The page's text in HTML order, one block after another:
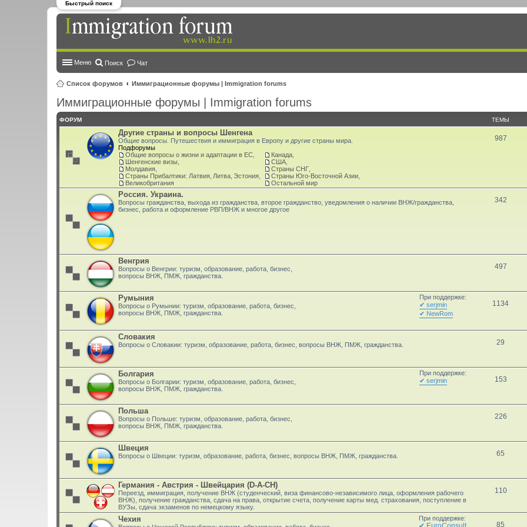
Меню Поиск Чат
Список форумов Иммиграционные форумы | Immigration forums
Быстрый поиск
Иммиграционные форумы | Immigration forums
ФОРУМ ТЕМЫ
Другие страны и вопросы Шенгена
Общие вопросы. Путешествия и иммиграция в Европу и другие страны мира.
Подфорумы
Общие вопросы о жизни и адаптации в ЕС
Шенгенские визы
Молдавия
Страны Прибалтики: Латвия‚ Литва‚ Эстония
Великобритания
Канада
США
Страны СНГ
Страны Юго-Восточной Азии
Остальной мир
987
Россия. Украина.
Вопросы гражданства, выхода из гражданства, второе гражданство, уведомления о наличии ВНЖ/гражданства,
бизнес, работа и оформление РВП/ВНЖ и многое другое
342
Венгрия
Вопросы о Венгрии: туризм, образование, работа, бизнес,
вопросы ВНЖ, ПМЖ, гражданства.
497
При поддержке:
✔ serjmin
✔ NewRom
Румыния
Вопросы о Румынии: туризм, образование, работа, бизнес,
вопросы ВНЖ, ПМЖ, гражданства.
1134
Словакия
Вопросы о Словакии: туризм, образование, работа, бизнес, вопросы ВНЖ, ПМЖ, гражданства. 29
При поддержке:
✔ serjmin
Болгария
Вопросы о Болгарии: туризм, образование, работа, бизнес,
вопросы ВНЖ, ПМЖ, гражданства.
153
Польша
Вопросы о Польше: туризм, образование, работа, бизнес,
вопросы ВНЖ, ПМЖ, гражданства.
226
Швеция
Вопросы о Швеции: туризм, образование, работа, бизнес, вопросы ВНЖ, ПМЖ, гражданства. 65
Германия - Австрия - Швейцария (D-A-CH)
Переезд, иммиграция, получение ВНЖ (студенческий, виза финансово-независимого лица, оформления рабочего
ВНЖ), получение гражданства, сдача на права, открытие счета, получение карты мед. страхования, поступление в
ВУЗы, сдача экзаменов по немецкому языку.
110
При поддержке:
Чехия
85